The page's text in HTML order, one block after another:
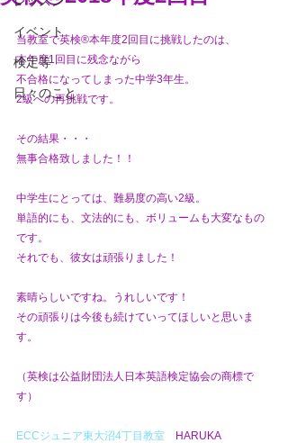
イベント
検定等
日々のこと
当教室で英検®本年度2回目に挑戦したのは、
本年度1回目に残念ながら
不合格になってしまった中学3年生。
2級への再挑戦です。
その結果・・・
無事合格致しました！！
中学生にとっては、難易度の高い2級。
単語的にも、文法的にも、ボリュームも大変なもの
です。
それでも、彼女は頑張りました！
素晴らしいですね。うれしいです！
その頑張りは今後も続けていってほしいと思いま
す。
（英検は公益財団法人日本英語検定協会の商標で
す）
ECCジュニア東大沼4丁目教室 HARUKA